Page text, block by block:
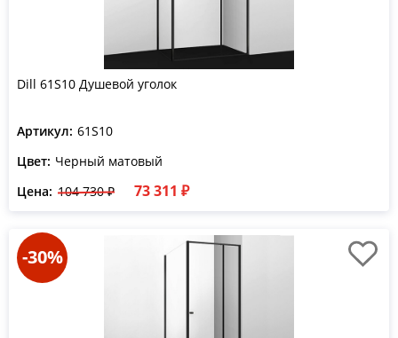
Dill 61S10 Душевой уголок
Артикул: 61S10
Цвет: Черный матовый
Цена: 104 730 ₽ 73 311 ₽
-30%